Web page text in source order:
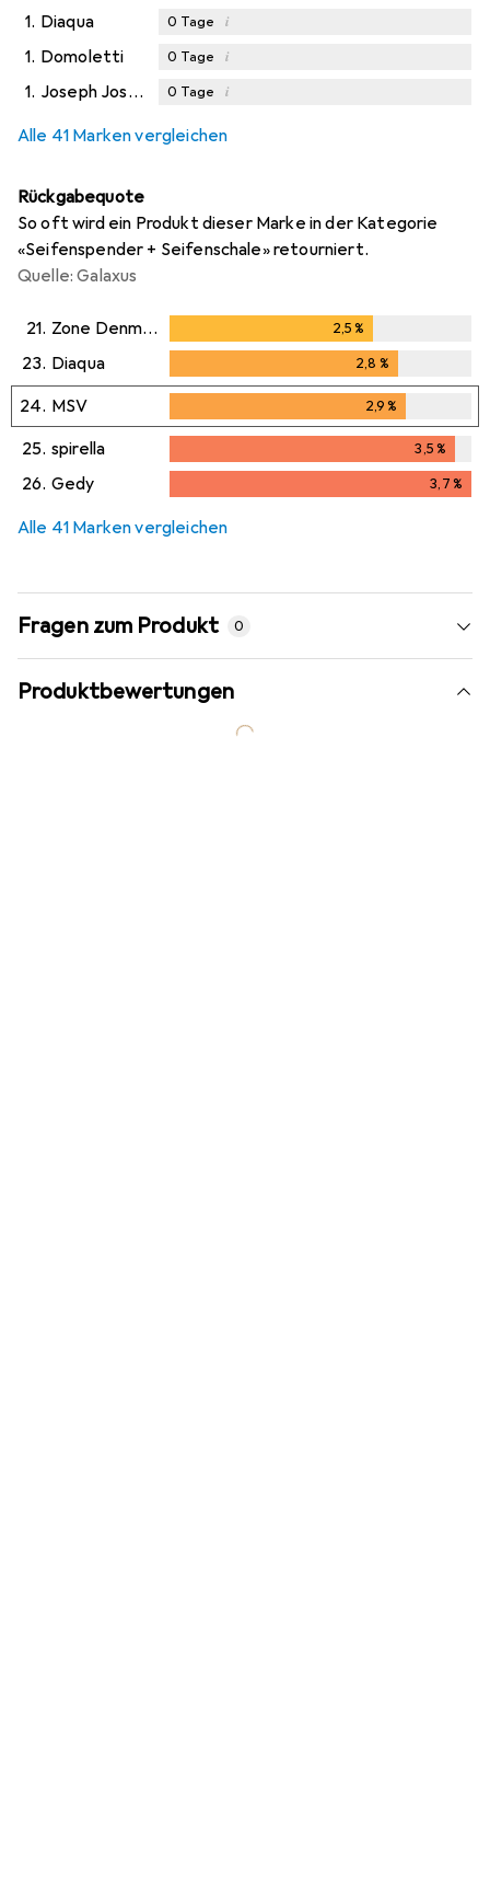
1. Diaqua 0 Tage i
1. Domoletti 0 Tage i
1. Joseph Joseph 0 Tage i
Alle 41 Marken vergleichen
Rückgabequote
So oft wird ein Produkt dieser Marke in der Kategorie
«Seifenspender + Seifenschale» retourniert.
Quelle: Galaxus
21. Zone Denmark 2,5%
23. Diaqua 2,8 %
24. MSV 2,9%
25. spirella 3,5%
3,5%
26. Gedy 3,7%
Alle 41 Marken vergleichen
Fragen zum Produkt 0
Produktbewertungen